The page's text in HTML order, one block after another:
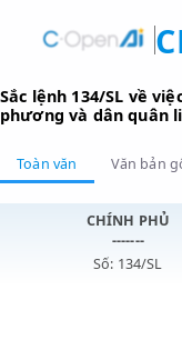
Sắc lệnh 134/SL về
phương và dân
Toàn văn
CHÍNH PHỦ
-------